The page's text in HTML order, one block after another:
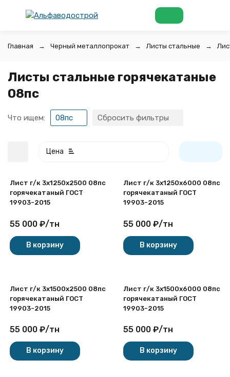
Главная Черный металлопрокат Листы стальные
Листы стальные горячекатаные
08пс
Что ищем: 08пс Сбросить фильтры
Цена
Лист г/к 3х1250x2500 08пс
горячекатаный ГОСТ
19903-2015
55 000 ₽/тн
В корзину
Лист г/к 3х1250x6000 08пс
горячекатаный ГОСТ
19903-2015
55 000 ₽/тн
В корзину
Лист г/к 3х1500x2500 08пс
горячекатаный ГОСТ
19903-2015
55 000 ₽/тн
В корзину
Лист г/к 3х1500x6000 08пс
горячекатаный ГОСТ
19903-2015
55 000 ₽/тн
В корзину